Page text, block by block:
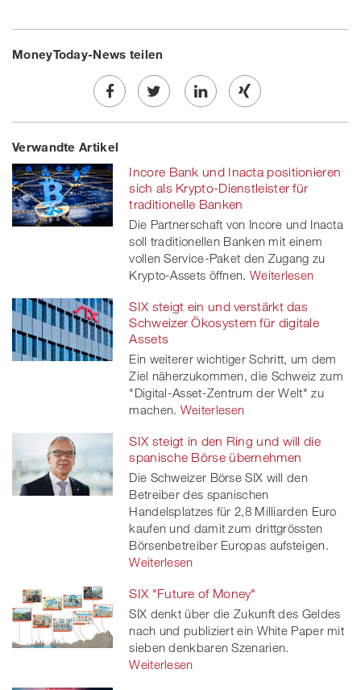
MoneyToday-News teilen
Share
on
Facebook
Twe
on
twitt
er
Share
linkedin
Share
Xing
Verwandte Artikel
Incore Bank und Inacta positionieren
sich als Krypto-Dienstleister für
traditionelle Banken
Die Partnerschaft von Incore und Inacta
soll traditionellen Banken mit einem
vollen Service-Paket den Zugang zu
Krypto-Assets öffnen. Weiterlesen
SIX steigt ein und verstärkt das
Schweizer Ökosystem für digitale
Assets
Ein weiterer wichtiger Schritt, um dem
Ziel näherzukommen, die Schweiz zum
"Digital-Asset-Zentrum der Welt" zu
machen. Weiterlesen
SIX steigt in den Ring und will die
spanische Börse übernehmen
Die Schweizer Börse SIX will den
Betreiber des spanischen
Handelsplatzes für 2,8 Milliarden Euro
kaufen und damit zum drittgrössten
Börsenbetreiber Europas aufsteigen.
Weiterlesen
SIX "Future of Money"
SIX denkt über die Zukunft des Geldes
nach und publiziert ein White Paper mit
sieben denkbaren Szenarien.
Weiterlesen